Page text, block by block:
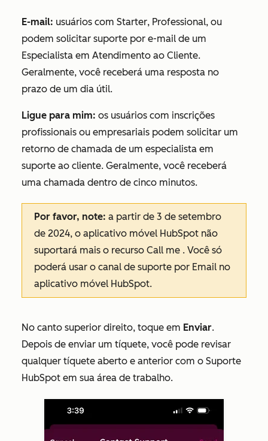
E-mail: usuários com Starter, Professional, ou
podem solicitar suporte por e-mail de um
Especialista em Atendimento ao Cliente.
Geralmente, você receberá uma resposta no
prazo de um dia útil.
Ligue para mim: os usuários com inscrições
profissionais ou empresariais podem solicitar um
retorno de chamada de um especialista em
suporte ao cliente. Geralmente, você receberá
uma chamada dentro de cinco minutos.
Por favor, note: a partir de 3 de setembro
de 2024, o aplicativo móvel HubSpot não
suportará mais o recurso Call me . Você só
poderá usar o canal de suporte por Email no
aplicativo móvel HubSpot.
No canto superior direito, toque em Enviar.
Depois de enviar um tíquete, você pode revisar
qualquer tíquete aberto e anterior com o Suporte
HubSpot em sua área de trabalho.